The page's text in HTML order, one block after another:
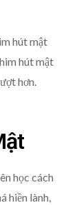
hút mật
hút mật
hơn.
học cách
hiền lành,